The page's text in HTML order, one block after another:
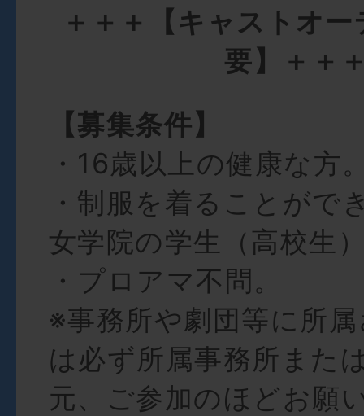
＋＋＋【キャストオ
要】＋＋
【募集条件】
・16歳以上の健康な⽅
・制服を着ることがで
⼥学院の学⽣（⾼校⽣
・プロアマ不問。
※事務所や劇団等に所
は必ず所属事務所また
元、ご参加のほどお願